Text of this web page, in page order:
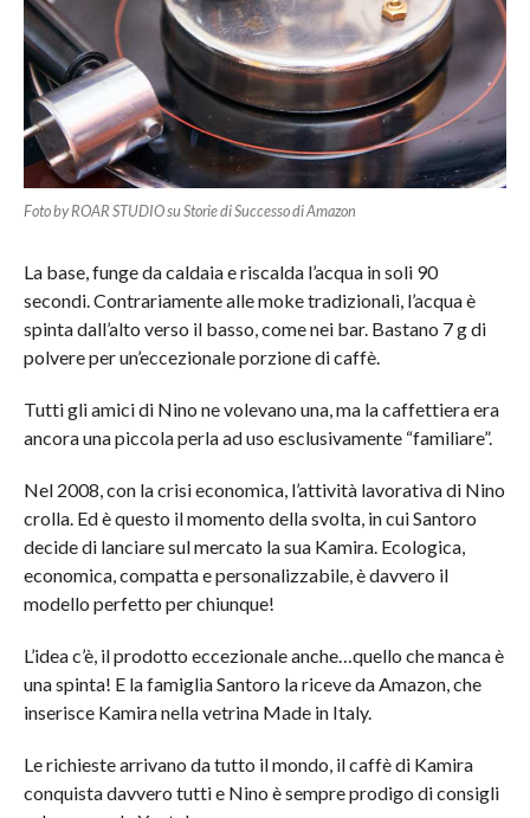
Foto by ROAR STUDIO su Storie di Successo di Amazon
La base, funge da caldaia e riscalda l’acqua in soli 90
secondi. Contrariamente alle moke tradizionali, l’acqua è
spinta dall’alto verso il basso, come nei bar. Bastano 7 g di
polvere per un’eccezionale porzione di caffè.
Tutti gli amici di Nino ne volevano una, ma la caffettiera era
ancora una piccola perla ad uso esclusivamente “familiare”.
Nel 2008, con la crisi economica, l’attività lavorativa di Nino
crolla. Ed è questo il momento della svolta, in cui Santoro
decide di lanciare sul mercato la sua Kamira. Ecologica,
economica, compatta e personalizzabile, è davvero il
modello perfetto per chiunque!
L’idea c’è, il prodotto eccezionale anche…quello che manca è
una spinta! E la famiglia Santoro la riceve da Amazon, che
inserisce Kamira nella vetrina Made in Italy.
Le richieste arrivano da tutto il mondo, il caffè di Kamira
conquista davvero tutti e Nino è sempre prodigo di consigli